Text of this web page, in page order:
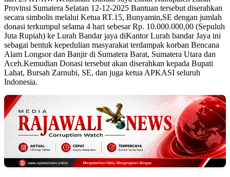
Provinsi Sumatera Selatan 12-12-2025 Bantuan tersebut diserahkan
secara simbolis melalui Ketua RT.15, Bunyamin,SE dengan jumlah
donasi terkumpul selama 4 hari sebesar Rp. 10.000.000,00 (Sepuluh
Juta Rupiah) ke Lurah Bandar jaya diKantor Lurah bandar Jaya ini
sebagai bentuk kepedulian masyarakat terdampak korban Bencana
Alam Longsor dan Banjir di Sumatera Barat, Sumatera Utara dan
Aceh.Kemudian Donasi tersebut akan diserahkan kepada Bupati
Lahat, Bursah Zarnubi, SE, dan juga ketua APKASI seluruh
Indonesia.